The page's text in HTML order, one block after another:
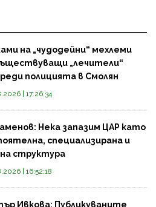
на „чудодейни“ мехлеми
„лечители“
полицията в Смолян
| 17:26:34
Нека запазим ЦАР като
специализирана и
структура
| 16:52:18
Ивкова: Публикуваните